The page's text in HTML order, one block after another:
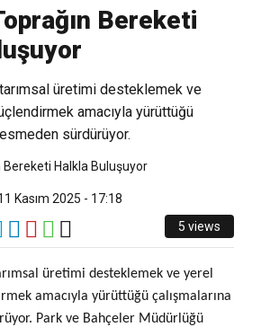
Bereketi
üretimi desteklemek ve
amacıyla yürüttüğü
sürdürüyor.
Kasım 2025 - 17:18
5 views
üretimi desteklemek ve yerel
amacıyla yürüttüğü çalışmalarına
Park ve Bahçeler Müdürlüğü